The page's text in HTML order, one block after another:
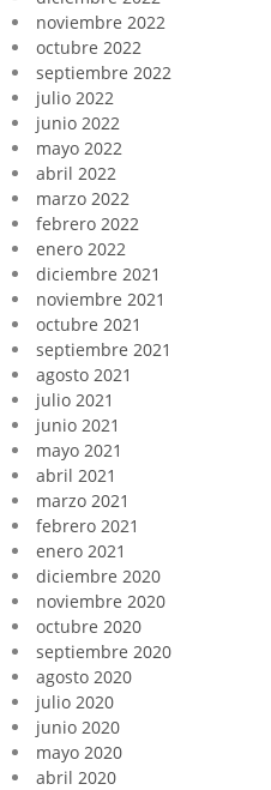
noviembre 2022
octubre 2022
septiembre 2022
julio 2022
junio 2022
mayo 2022
abril 2022
marzo 2022
febrero 2022
enero 2022
diciembre 2021
noviembre 2021
octubre 2021
septiembre 2021
agosto 2021
julio 2021
junio 2021
mayo 2021
abril 2021
marzo 2021
febrero 2021
enero 2021
diciembre 2020
noviembre 2020
octubre 2020
septiembre 2020
agosto 2020
julio 2020
junio 2020
mayo 2020
abril 2020